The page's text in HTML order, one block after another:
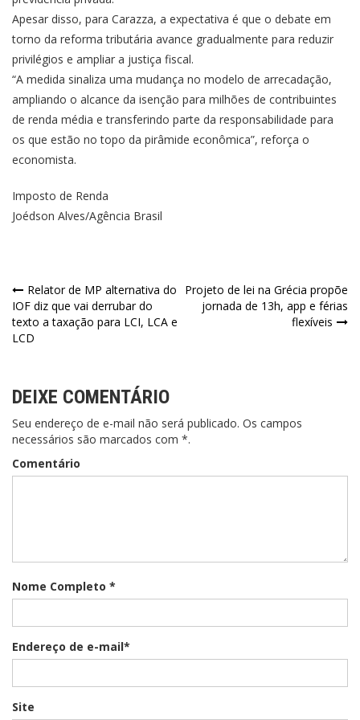
Apesar disso, para Carazza, a expectativa é que o debate em
torno da reforma tributária avance gradualmente para reduzir
privilégios e ampliar a justiça fiscal.
“A medida sinaliza uma mudança no modelo de arrecadação,
ampliando o alcance da isenção para milhões de contribuintes
de renda média e transferindo parte da responsabilidade para
os que estão no topo da pirâmide econômica”, reforça o
economista.
Imposto de Renda
Joédson Alves/Agência Brasil
Navegação
de
Post
Relator de MP alternativa do
IOF diz que vai derrubar do
texto a taxação para LCI, LCA e
LCD
Projeto de lei na Grécia propõe
jornada de 13h, app e férias
flexíveis
DEIXE COMENTÁRIO
Seu endereço de e-mail não será publicado. Os campos
necessários são marcados com *.
Comentário
Nome Completo *
Endereço de e-mail*
Site